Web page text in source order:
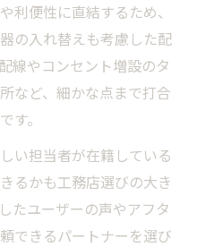
ポイントを事前に確
とホームシアターの
ム機材選びのコツ
やオプションの選び方
のおすすめ設備と選
利便性に直結するため、
の入れ替えも考慮した配
線やコンセント増設のタ
など、細かな点まで打合
す。
い担当者が在籍している
るかも工務店選びの大き
たユーザーの声やアフタ
できるパートナーを選び